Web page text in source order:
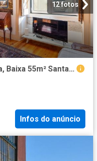
12 fotos
Apartamento, 1 quarto, Lisboa, Baixa 55m² Santa Maria Maior
Infos do anúncio